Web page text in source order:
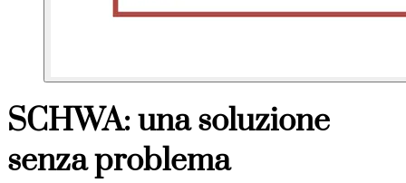
SCHWA: una soluzione
senza problema